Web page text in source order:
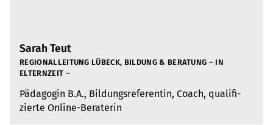
Sarah Teut
REGIO­NAL­LEI­TUNG LÜBECK, BIL­DUNG & BERA­TUNG – IN
ELTERN­ZEIT –
Päd­ago­gin B.A., Bil­dungs­re­fe­ren­tin, Coach, qua­li­fi­
zierte Online-Bera­te­rin